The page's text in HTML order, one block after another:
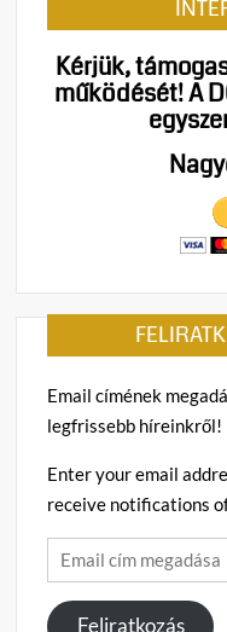
Kérjük,
működését!A
Email címének
legfrissebb híreinkről!
Enter your email
receive notifications
Email
cím
megadása
Feliratkozás